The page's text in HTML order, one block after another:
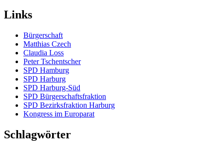
Links
Bürgerschaft
Matthias Czech
Claudia Loss
Peter Tschentscher
SPD Hamburg
SPD Harburg
SPD Harburg-Süd
SPD Bürgerschaftsfraktion
SPD Bezirksfraktion Harburg
Kongress im Europarat
Schlagwörter